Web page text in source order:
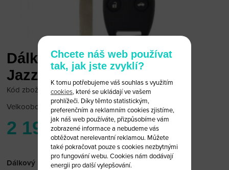
Dálkový klíč Honda Civic,
Jazz, 433 MHz
Kód zboží: HNRK03
Velkoobchodní cena:po přihlášení
2 190 Kč
Dálkový klíč Honda , 3 tlačítka, Civic, Jazz, 433 MHz
Chcete náš web používat
tak, jak jste zvyklí?
K tomu potřebujeme váš souhlas s využitím
cookies, které se ukládají ve vašem
prohlížeči. Díky těmto statistickým,
preferenčním a reklamním cookies zjistíme,
jak náš web používáte, přizpůsobíme vám
zobrazené informace a nebudeme vás
obtěžovat nerelevantní reklamou. Můžete
také pokračovat pouze s cookies nezbytnými
pro fungování webu. Cookies nám dodávají
energii pro další vylepšování.